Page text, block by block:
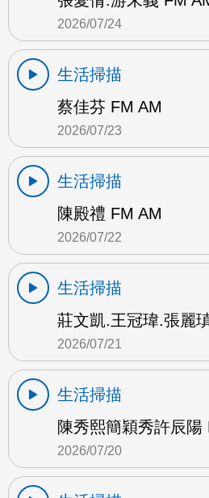
2026/07/24
生活掃描
蔡佳芬 FM AM
2026/07/23
生活掃描
陳殿禮 FM AM
2026/07/22
生活掃描
莊文凱.王冠瑋.張麗
2026/07/21
生活掃描
陳秀熙簡穎秀許辰
2026/07/20